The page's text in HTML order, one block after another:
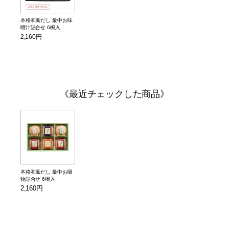
本格和風だし 最中お味
噌汁詰合せ 6椀入
2,160円
最近チェックした商品
本格和風だし 最中お吸
物詰合せ 6椀入
2,160円